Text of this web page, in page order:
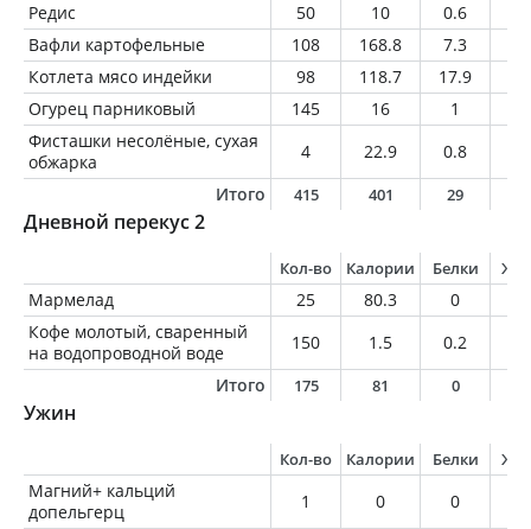
Редис
50 10 0.6
Вафли картофельные
108 168.8 7.3
Котлета мясо индейки
98 118.7 17.9
Огурец парниковый
145 16 1
Фисташки несолёные, сухая
обжарка
4 22.9 0.8
Итого
415 401 29
Дневной перекус 2
Кол-во Калории Белки
Мармелад 25 80.3 0
Кофе молотый, сваренный
на водопроводной воде
150 1.5 0.2
Итого
175 81 0
Ужин
Кол-во Калории Белки
Магний+ кальций
допельгерц
1 0 0